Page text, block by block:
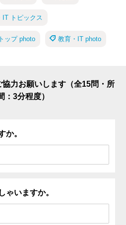
IT トピックス
トップ photo 教育・IT photo
協力お願いします（全15問・所
：3分程度）
か。
ゃいますか。